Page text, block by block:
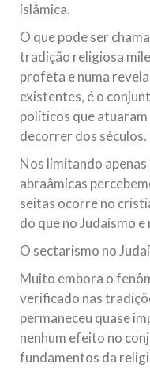
islâmica.
O que pode ser
tradição religiosa
profeta e numa
existentes, é o
políticos que
decorrer dos séculos.
Nos limitando
abraâmicas
seitas ocorre no
do que no Judaísmo e
O sectarismo no
Muito embora o
verificado nas
permaneceu quase
nenhum efeito no
fundamentos da